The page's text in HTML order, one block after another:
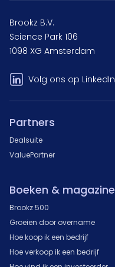
Brookz B.V.
Science Park 106
1098 XG Amsterdam
Volg ons op LinkedIn
Partners
Dealsuite
ValuePartner
Boeken & magazine
Brookz 500
Groeien door overname
Hoe koop ik een bedrijf
Hoe verkoop ik een bedrijf